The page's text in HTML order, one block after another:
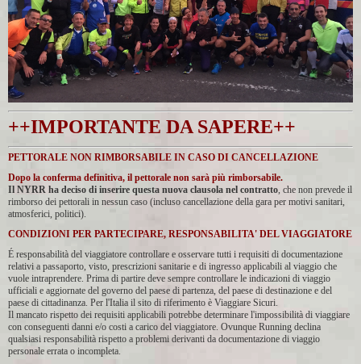
++IMPORTANTE DA SAPERE++
PETTORALE NON RIMBORSABILE IN CASO DI CANCELLAZIONE
Dopo la conferma definitiva, il pettorale non sarà più rimborsabile.
Il NYRR ha deciso di inserire questa nuova clausola nel contratto , che non prevede il
rimborso dei pettorali in nessun caso (incluso cancellazione della gara per motivi sanitari,
atmosferici, politici).
CONDIZIONI PER PARTECIPARE, RESPONSABILITA' DEL VIAGGIATORE
É responsabilità del viaggiatore controllare e osservare tutti i requisiti di documentazione
relativi a passaporto, visto, prescrizioni sanitarie e di ingresso applicabili al viaggio che
vuole intraprendere. Prima di partire deve sempre controllare le indicazioni di viaggio
ufficiali e aggiornate del governo del paese di partenza, del paese di destinazione e del
paese di cittadinanza. Per l'Italia il sito di riferimento è Viaggiare Sicuri.
Il mancato rispetto dei requisiti applicabili potrebbe determinare l'impossibilità di viaggiare
con conseguenti danni e/o costi a carico del viaggiatore. Ovunque Running declina
qualsiasi responsabilità rispetto a problemi derivanti da documentazione di viaggio
personale errata o incompleta.